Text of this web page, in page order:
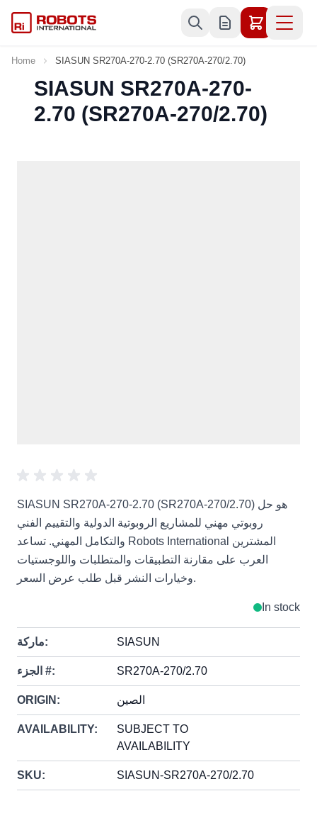
Home SIASUN SR270A-270-2.70 (SR270A-270/2.70)
SIASUN SR270A-270-
2.70 (SR270A-270/2.70)
SIASUN SR270A-270-2.70 (SR270A-270/2.70) هو حل
روبوتي مهني للمشاريع الروبوتية الدولية والتقييم الفني
والتكامل المهني. تساعد Robots International المشترين
العرب على مقارنة التطبيقات والمتطلبات واللوجستيات
وخيارات النشر قبل طلب عرض السعر.
In stock
ماركة: SIASUN
الجزء #: SR270A-270/2.70
ORIGIN: الصين
AVAILABILITY:
SUBJECT TO
AVAILABILITY
SKU: SIASUN-SR270A-270/2.70